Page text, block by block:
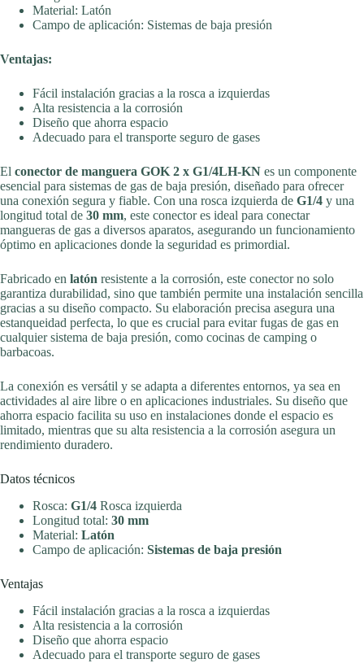
Material: Latón
Campo de aplicación: Sistemas de baja presión
Ventajas:
Fácil instalación gracias a la rosca a izquierdas
Alta resistencia a la corrosión
Diseño que ahorra espacio
Adecuado para el transporte seguro de gases
El conector de manguera GOK 2 x G1/4LH-KN es un componente
esencial para sistemas de gas de baja presión, diseñado para ofrecer
una conexión segura y fiable. Con una rosca izquierda de G1/4 y una
longitud total de 30 mm, este conector es ideal para conectar
mangueras de gas a diversos aparatos, asegurando un funcionamiento
óptimo en aplicaciones donde la seguridad es primordial.
Fabricado en latón resistente a la corrosión, este conector no solo
garantiza durabilidad, sino que también permite una instalación sencilla
gracias a su diseño compacto. Su elaboración precisa asegura una
estanqueidad perfecta, lo que es crucial para evitar fugas de gas en
cualquier sistema de baja presión, como cocinas de camping o
barbacoas.
La conexión es versátil y se adapta a diferentes entornos, ya sea en
actividades al aire libre o en aplicaciones industriales. Su diseño que
ahorra espacio facilita su uso en instalaciones donde el espacio es
limitado, mientras que su alta resistencia a la corrosión asegura un
rendimiento duradero.
Datos técnicos
Rosca: G1/4 Rosca izquierda
Longitud total: 30 mm
Material: Latón
Campo de aplicación: Sistemas de baja presión
Ventajas
Fácil instalación gracias a la rosca a izquierdas
Alta resistencia a la corrosión
Diseño que ahorra espacio
Adecuado para el transporte seguro de gases